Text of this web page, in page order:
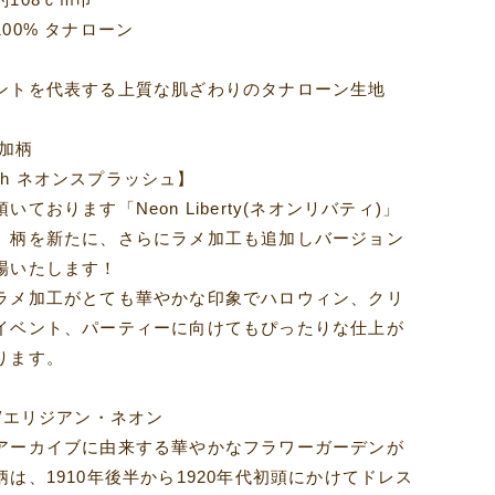
タナローン
トを代表する上質な肌ざわりのタナローン生地
柄
ネオンスプラッシュ】
いております「Neon Liberty(ネオンリバティ)」
柄を新たに、さらにラメ加工も追加しバージョン
いたします！
メ加工がとても華やかな印象でハロウィン、クリ
ベント、パーティーに向けてもぴったりな仕上が
す。
リジアン・ネオン
ーカイブに由来する華やかなフラワーガーデンが
は、1910年後半から1920年代初頭にかけてドレス